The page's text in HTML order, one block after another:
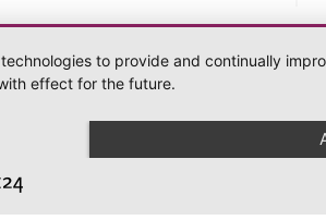
to provide and continually
effect for the future.